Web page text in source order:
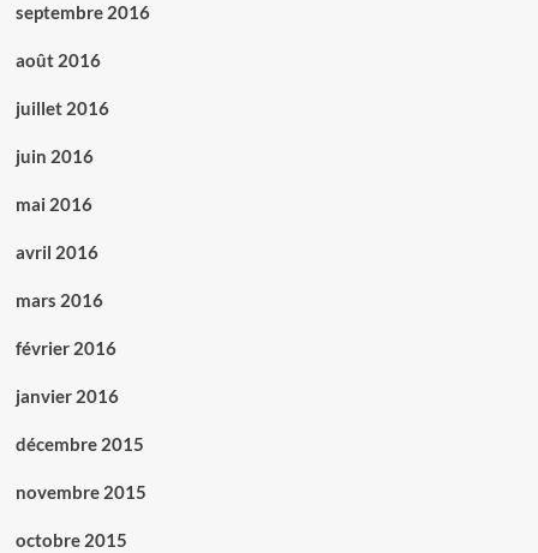
septembre 2016
août 2016
juillet 2016
juin 2016
mai 2016
avril 2016
mars 2016
février 2016
janvier 2016
décembre 2015
novembre 2015
octobre 2015